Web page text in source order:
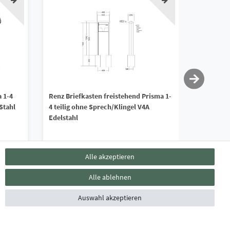
1-4
Renz Briefkasten freistehend Prisma 1-
4 teilig ohne Sprech/Klingel V4A
Edelstahl
1.517,90 € *
*inkl. ges. MwSt.zzgl.Versandkosten
Lieferzeit ca. 4 - 6 Wochen
*inkl. ges.
Alle akzeptieren
Alle ablehnen
Auswahl akzeptieren